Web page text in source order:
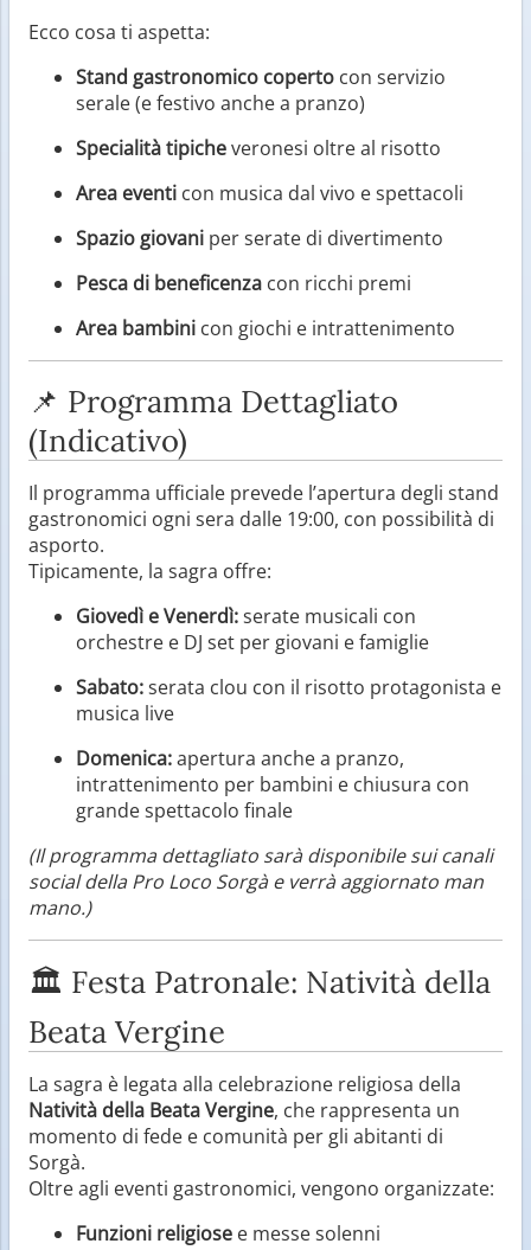
Ecco cosa ti aspetta:
Stand gastronomico coperto con servizio
serale (e festivo anche a pranzo)
Specialità tipicheveronesi oltre al risotto
Area eventi con musica dal vivo e spettacoli
Spazio giovani per serate di divertimento
Pesca di beneficenza con ricchi premi
Area bambini con giochi e intrattenimento
📌 Programma Dettagliato
(Indicativo)
Il programma ufficiale prevede l’apertura degli stand
gastronomici ogni sera dalle 19:00, con possibilità di
asporto.
Tipicamente, la sagra offre:
Giovedì e Venerdì:serate musicali con
orchestre e DJ set per giovani e famiglie
Sabato:serata clou con il risotto protagonista e
musica live
Domenica:apertura anche a pranzo,
intrattenimento per bambini e chiusura con
grande spettacolo finale
(Il programma dettagliato sarà disponibile sui canali
social della Pro Loco Sorgà e verrà aggiornato man
mano.)
🏛 Festa Patronale: Natività della
Beata Vergine
La sagra è legata alla celebrazione religiosa della
Natività della Beata Vergine, che rappresenta un
momento di fede e comunità per gli abitanti di
Sorgà.
Oltre agli eventi gastronomici, vengono organizzate:
Funzioni religiose e messe solenni